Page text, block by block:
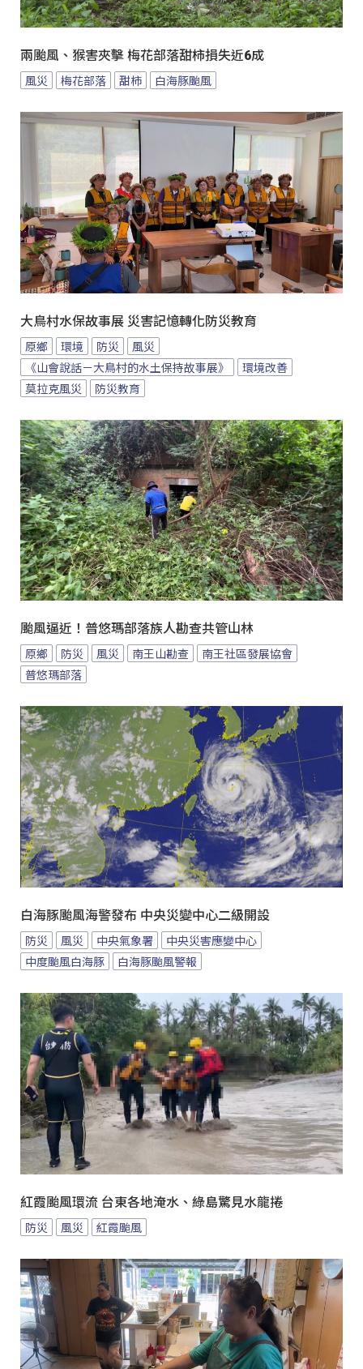
兩颱風、猴害夾擊 梅花部落甜柿損失近6成
風災 梅花部落 甜柿 白海豚颱風
大鳥村水保故事展 災害記憶轉化防災教育
原鄉 環境 防災
風災
《山會說話－大鳥村的水土保持故事展》
環境改善
莫拉克風災
防災教育
颱風逼近！普悠瑪部落族人勘查共管山林
原鄉 防災 風災 南王山勘查
南王社區發展協會
普悠瑪部落
白海豚颱風海警發布 中央災變中心二級開設
防災 風災 中央氣象署
中央災害應變中心
中度颱風白海豚
白海豚颱風警報
紅霞颱風環流 台東各地淹水、綠島驚見水龍捲
防災 風災 紅霞颱風